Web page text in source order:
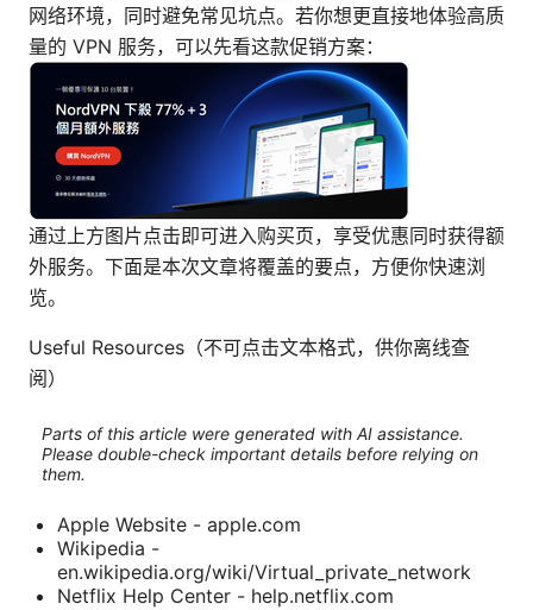
网络环境，同时避免常见坑点。若你想更直接地体验高质
量的 VPN 服务，可以先看这款促销方案：
通过上方图片点击即可进入购买页，享受优惠同时获得额
外服务。下面是本次文章将覆盖的要点，方便你快速浏
览。
Useful Resources（不可点击文本格式，供你离线查
阅）
Parts of this article were generated with AI assistance.
Please double-check important details before relying on
them.
Apple Website - apple.com
Wikipedia -
en.wikipedia.org/wiki/Virtual_private_network
Netflix Help Center - help.netflix.com